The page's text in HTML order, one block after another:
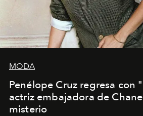
MODA
Penélope Cruz regresa con
actriz embajadora de
misterio